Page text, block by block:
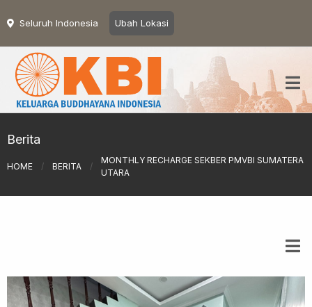
Seluruh Indonesia Ubah Lokasi
Berita
HOME / BERITA /
MONTHLY RECHARGE SEKBER PMVBI SUMATERA
UTARA